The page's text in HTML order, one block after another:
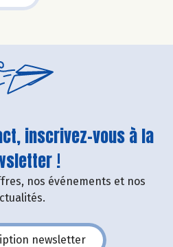
inscrivez-vous à la
!
nos événements et nos
newsletter